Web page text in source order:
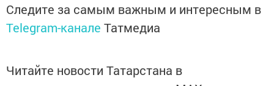
Следите за самым важным и интересным в
Telegram-канале Татмедиа
Читайте новости Татарстана в